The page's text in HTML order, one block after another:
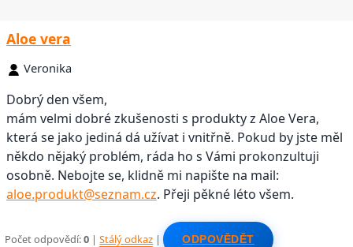
Aloe vera
Veronika
Dobrý den všem,
mám velmi dobré zkušenosti s produkty z Aloe Vera,
která se jako jediná dá užívat i vnitřně. Pokud by jste měl
někdo nějaký problém, ráda ho s Vámi prokonzultuji
osobně. Nebojte se, klidně mi napište na mail:
aloe.produkt@seznam.cz. Přeji pěkné léto všem.
Počet odpovědí:0 |Stálý odkaz | ODPOVĚDĚT